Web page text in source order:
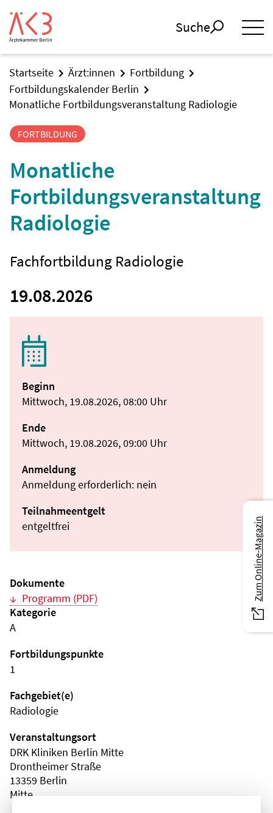
Suche
Startseite Ärzt:innen
Fortbildung
Fortbildungskalender Berlin
Monatliche Fortbildungsveranstaltung Radiologie
FORTBILDUNG
Monatliche
Fortbildungsveranstaltung
Radiologie
Fachfortbildung Radiologie
19.08.2026
Beginn
Mittwoch, 19.08.2026, 08:00 Uhr
Ende
Mittwoch, 19.08.2026, 09:00 Uhr
Anmeldung
Anmeldung erforderlich: nein
Teilnahmeentgelt
entgeltfrei
Dokumente
Programm (PDF)
Kategorie
A
Fortbildungspunkte
1
Fachgebiet(e)
Radiologie
Veranstaltungsort
DRK Kliniken Berlin Mitte
Drontheimer Straße
13359 Berlin
Mitte
Zum Online-Magazin